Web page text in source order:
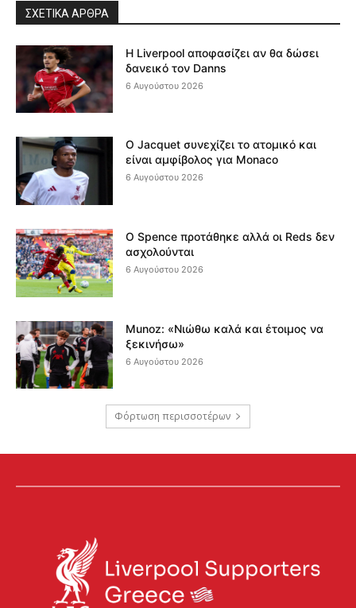
ΣΧΕΤΙΚΆ ΆΡΘΡΑ
Η Liverpool αποφασίζει αν θα δώσει
δανεικό τον Danns
6 Αυγούστου 2026
Ο Jacquet συνεχίζει το ατομικό και
είναι αμφίβολος για Monaco
6 Αυγούστου 2026
Ο Spence προτάθηκε αλλά οι Reds δεν
ασχολούνται
6 Αυγούστου 2026
Munoz: «Νιώθω καλά και έτοιμος να
ξεκινήσω»
6 Αυγούστου 2026
Φόρτωση περισσοτέρων